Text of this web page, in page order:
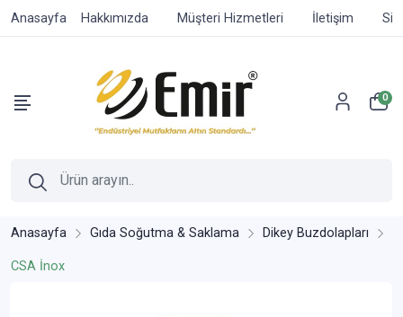
Anasayfa Hakkımızda Müşteri Hizmetleri İletişim
0
Anasayfa Gıda Soğutma & Saklama Dikey Buzdolapları
CSA İnox